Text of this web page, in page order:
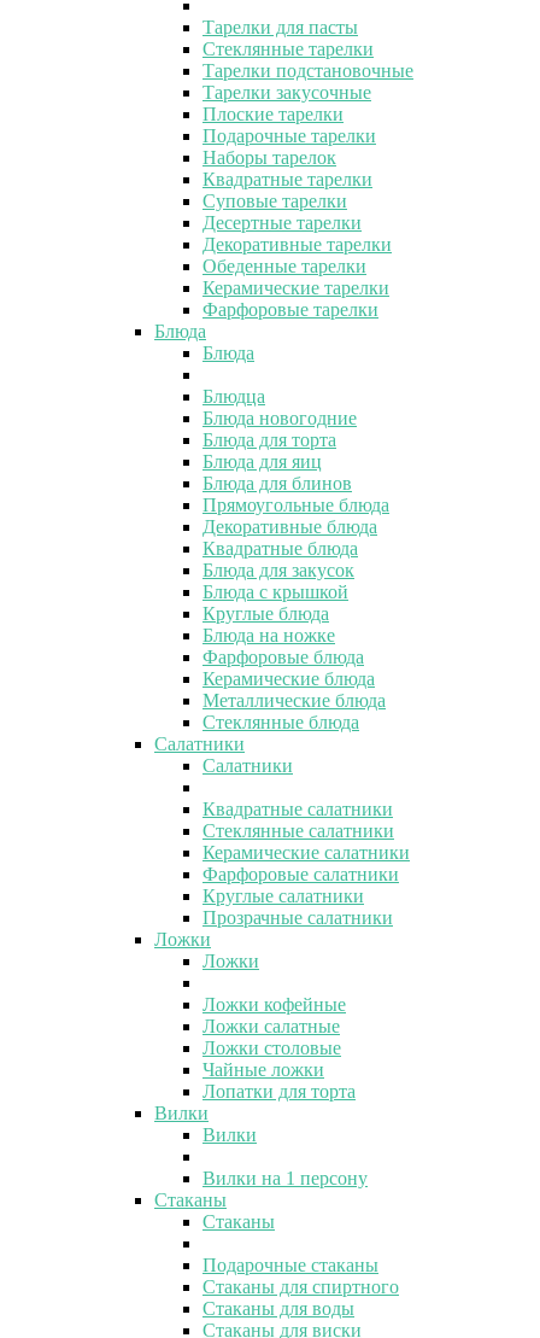
Тарелки для пасты
Стеклянные тарелки
Тарелки подстановочные
Тарелки закусочные
Плоские тарелки
Подарочные тарелки
Наборы тарелок
Квадратные тарелки
Суповые тарелки
Десертные тарелки
Декоративные тарелки
Обеденные тарелки
Керамические тарелки
Фарфоровые тарелки
Блюда
Блюда
Блюдца
Блюда новогодние
Блюда для торта
Блюда для яиц
Блюда для блинов
Прямоугольные блюда
Декоративные блюда
Квадратные блюда
Блюда для закусок
Блюда с крышкой
Круглые блюда
Блюда на ножке
Фарфоровые блюда
Керамические блюда
Металлические блюда
Стеклянные блюда
Салатники
Салатники
Квадратные салатники
Стеклянные салатники
Керамические салатники
Фарфоровые салатники
Круглые салатники
Прозрачные салатники
Ложки
Ложки
Ложки кофейные
Ложки салатные
Ложки столовые
Чайные ложки
Лопатки для торта
Вилки
Вилки
Вилки на 1 персону
Стаканы
Стаканы
Подарочные стаканы
Стаканы для спиртного
Стаканы для воды
Стаканы для виски